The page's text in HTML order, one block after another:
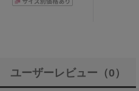
ユーザーレビュー （0）